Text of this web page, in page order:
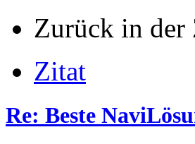
Zurück in
Zitat
Re: Beste